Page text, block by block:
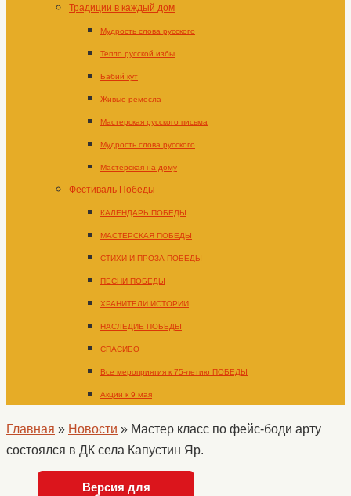
Традиции в каждый дом
Мудрость слова русского
Тепло русской избы
Бабий кут
Живые ремесла
Мастерская русского письма
Мудрость слова русского
Мастерская на дому
Фестиваль Победы
КАЛЕНДАРЬ ПОБЕДЫ
МАСТЕРСКАЯ ПОБЕДЫ
СТИХИ И ПРОЗА ПОБЕДЫ
ПЕСНИ ПОБЕДЫ
ХРАНИТЕЛИ ИСТОРИИ
НАСЛЕДИЕ ПОБЕДЫ
СПАСИБО
Все мероприятия к 75-летию ПОБЕДЫ
Акции к 9 мая
Главная » Новости » Мастер класс по фейс-боди арту
состоялся в ДК села Капустин Яр.
Версия для